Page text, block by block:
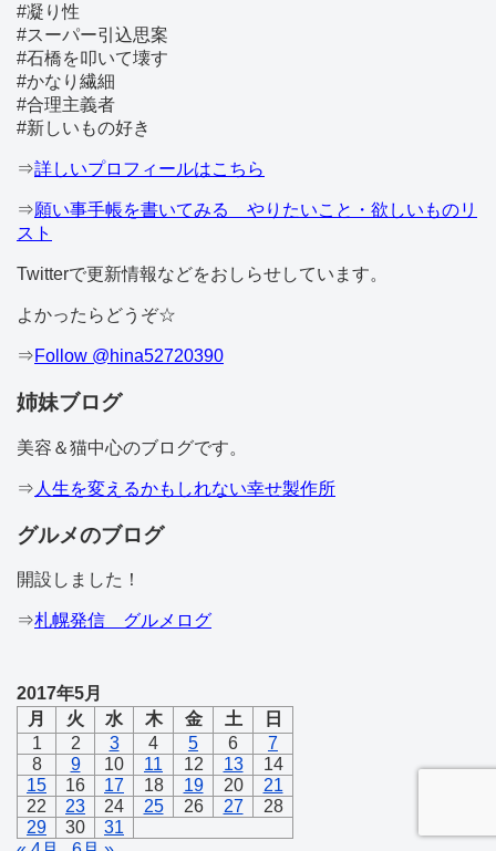
#凝り性
#スーパー引込思案
#石橋を叩いて壊す
#かなり繊細
#合理主義者
#新しいもの好き
⇒詳しいプロフィールはこちら
⇒願い事手帳を書いてみる やりたいこと・欲しいものリ
スト
Twitterで更新情報などをおしらせしています。
よかったらどうぞ☆
⇒Follow @hina52720390
姉妹ブログ
美容＆猫中心のブログです。
⇒ 人生を変えるかもしれない幸せ製作所
グルメのブログ
開設しました！
⇒札幌発信 グルメログ
2017年5月
月
火 水 木 金 土
日
1
2 3 4 5 6
7
8
9 10 11 12 13
14
15
16 17 18 19 20
21
22
23 24 25 26 27
28
29
30
31